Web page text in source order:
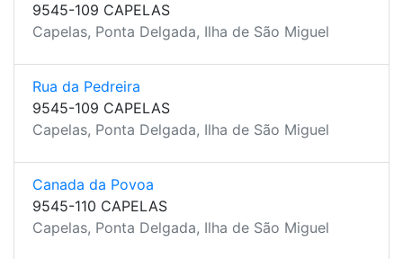
9545-109 CAPELAS
Capelas, Ponta Delgada, Ilha de São Miguel
Rua da Pedreira
9545-109 CAPELAS
Capelas, Ponta Delgada, Ilha de São Miguel
Canada da Povoa
9545-110 CAPELAS
Capelas, Ponta Delgada, Ilha de São Miguel